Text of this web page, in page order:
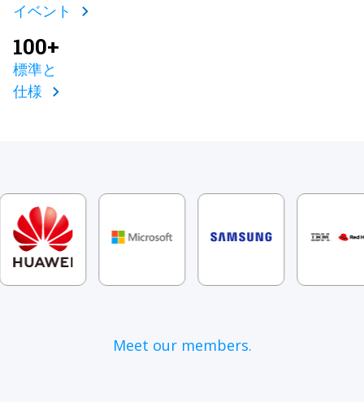
イベント
100+
標準と
仕様
Meet our members.